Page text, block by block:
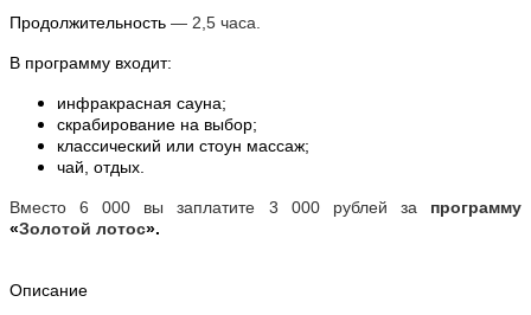
Продолжительность — 2,5 часа.
В программу входит:
инфракрасная сауна;
скрабирование на выбор;
классический или стоун массаж;
чай, отдых.
Вместо 6 000 вы заплатите 3 000 рублей за программу
«Золотой лотос».
Описание